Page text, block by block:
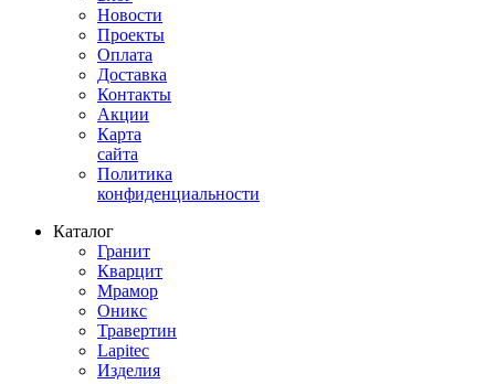
Новости
Проекты
Оплата
Доставка
Контакты
Акции
Карта
сайта
Политика
конфиденциальности
Каталог
Гранит
Кварцит
Мрамор
Оникс
Травертин
Lapitec
Изделия